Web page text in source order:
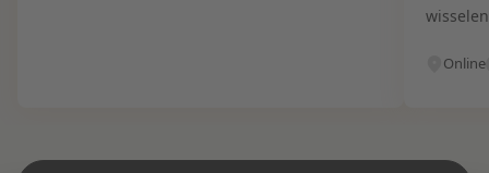
Online